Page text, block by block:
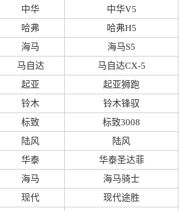
中华 中华V5
哈弗 哈弗H5
海马 海马S5
马自达 马自达CX-5
起亚 起亚狮跑
铃木 铃木锋驭
标致 标致3008
陆风 陆风
华泰 华泰圣达菲
海马 海马骑士
现代 现代途胜